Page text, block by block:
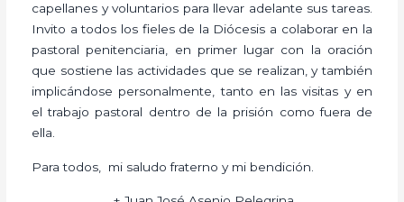
capellanes y voluntarios para llevar adelante sus tareas.
Invito a todos los fieles de la Diócesis a colaborar en la
pastoral penitenciaria, en primer lugar con la oración
que sostiene las actividades que se realizan, y también
implicándose personalmente, tanto en las visitas y en
el trabajo pastoral dentro de la prisión como fuera de
ella.
Para todos, mi saludo fraterno y mi bendición.